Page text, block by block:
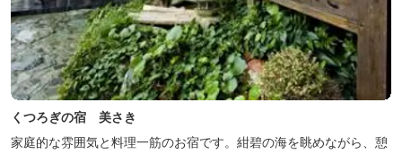
くつろぎの宿 美さき
家庭的な雰囲気と料理一筋のお宿です。紺碧の海を眺めながら、憩